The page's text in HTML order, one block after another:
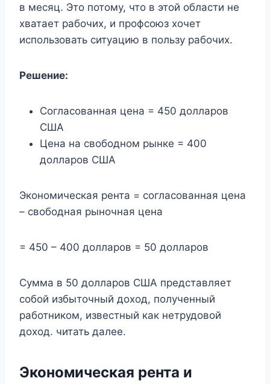
в месяц. Это потому, что в этой области не
хватает рабочих, и профсоюз хочет
использовать ситуацию в пользу рабочих.
Решение:
Согласованная цена = 450 долларов
США
Цена на свободном рынке = 400
долларов США
Экономическая рента = согласованная цена
– свободная рыночная цена
= 450 – 400 долларов = 50 долларов
Сумма в 50 долларов США представляет
собой избыточный доход, полученный
работником, известный как нетрудовой
доход. читать далее.
Экономическая рента и